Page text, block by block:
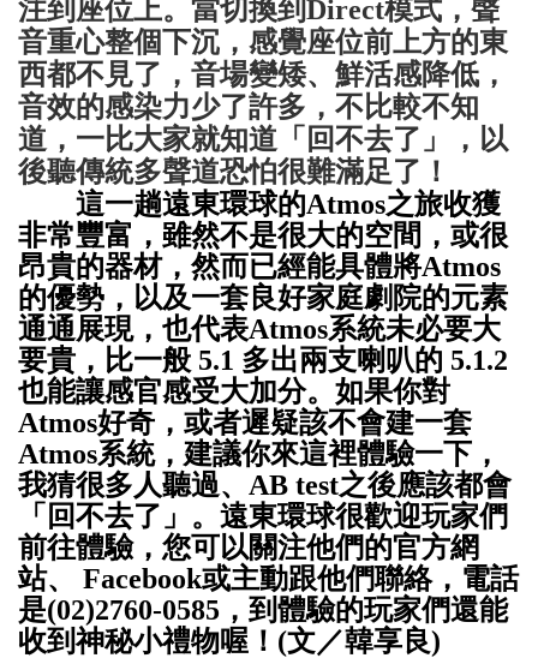
注到座位上。當切換到Direct模式，聲
音重心整個下沉，感覺座位前上方的東
西都不見了，音場變矮、鮮活感降低，
音效的感染力少了許多，不比較不知
道，一比大家就知道「回不去了」，以
後聽傳統多聲道恐怕很難滿足了！
這一趟遠東環球的Atmos之旅收獲
非常豐富，雖然不是很大的空間，或很
昂貴的器材，然而已經能具體將Atmos
的優勢，以及一套良好家庭劇院的元素
通通展現，也代表Atmos系統未必要大
要貴，比一般 5.1 多出兩支喇叭的 5.1.2
也能讓感官感受大加分。如果你對
Atmos好奇，或者遲疑該不會建一套
Atmos系統，建議你來這裡體驗一下，
我猜很多人聽過、 AB test之後應該都會
「回不去了」。遠東環球很歡迎玩家們
前往體驗，您可以關注他們的官方網
站、 Facebook或主動跟他們聯絡，電話
是(02)2760-0585，到體驗的玩家們還能
收到神秘小禮物喔！(文／韓享良)